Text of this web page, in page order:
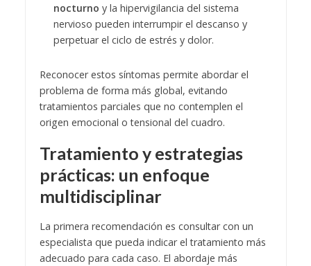
nocturno y la hipervigilancia del sistema
nervioso pueden interrumpir el descanso y
perpetuar el ciclo de estrés y dolor.
Reconocer estos síntomas permite abordar el
problema de forma más global, evitando
tratamientos parciales que no contemplen el
origen emocional o tensional del cuadro.
Tratamiento y estrategias
prácticas: un enfoque
multidisciplinar
La primera recomendación es consultar con un
especialista que pueda indicar el tratamiento más
adecuado para cada caso. El abordaje más